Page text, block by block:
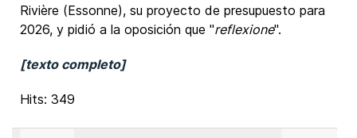
Rivière (Essonne), su proyecto de presupuesto para
2026, y pidió a la oposición que "reflexione".
[texto completo]
Hits: 349